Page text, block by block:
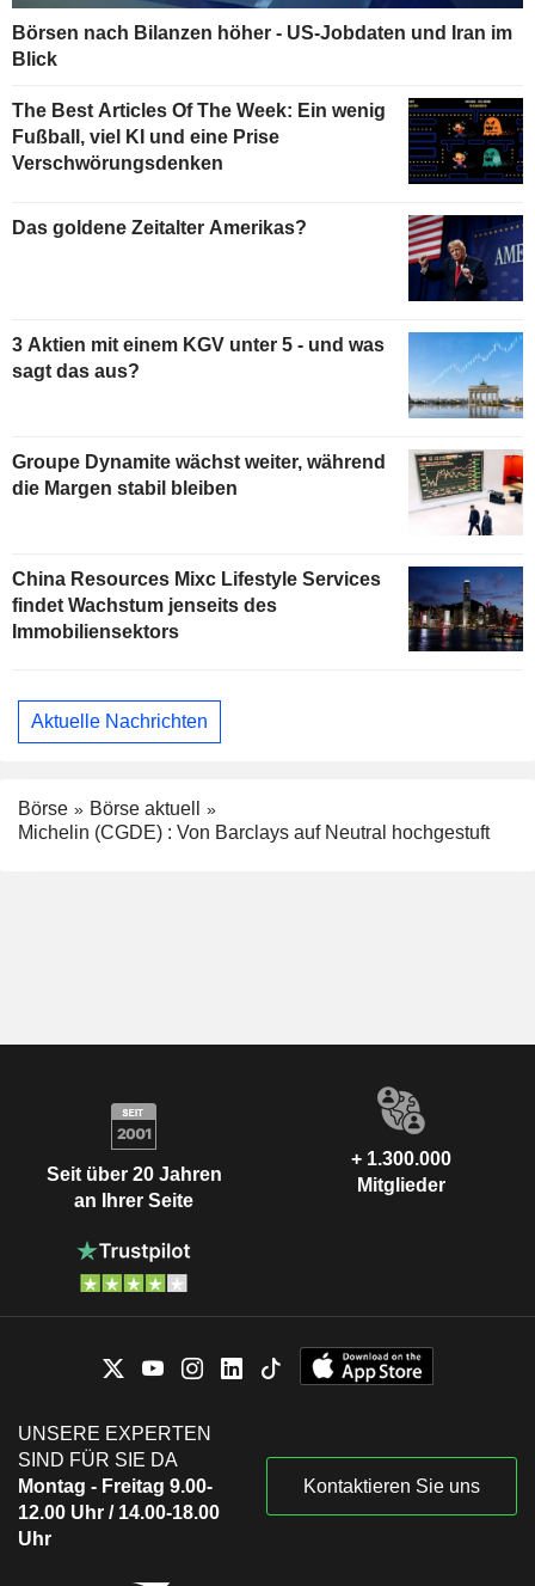
Börsen nach Bilanzen höher - US-Jobdaten und Iran im
Blick
The Best Articles Of The Week: Ein wenig
Fußball, viel KI und eine Prise
Verschwörungsdenken
Das goldene Zeitalter Amerikas?
3 Aktien mit einem KGV unter 5 - und was
sagt das aus?
Groupe Dynamite wächst weiter, während
die Margen stabil bleiben
China Resources Mixc Lifestyle Services
findet Wachstum jenseits des
Immobiliensektors
Aktuelle Nachrichten
Börse
Börse aktuell
Michelin (CGDE) : Von Barclays auf Neutral hochgestuft
Seit über 20 Jahren
an Ihrer Seite
+ 1.300.000
Mitglieder
UNSERE EXPERTEN
SIND FÜR SIE DA
Montag - Freitag 9.00-
12.00 Uhr / 14.00-18.00
Uhr
Kontaktieren Sie uns